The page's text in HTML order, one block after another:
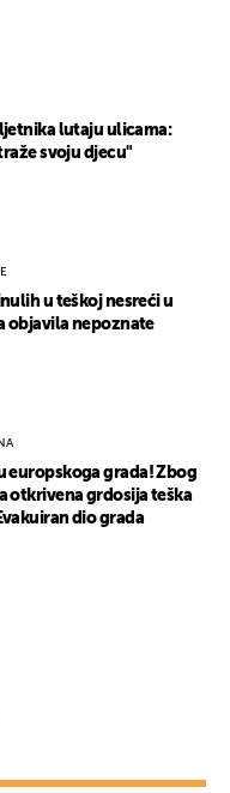
lutaju ulicama:
svoju djecu"
u teškoj nesreći u
objavila nepoznate
europskoga grada! Zbog
otkrivena grdosija teška
dio grada